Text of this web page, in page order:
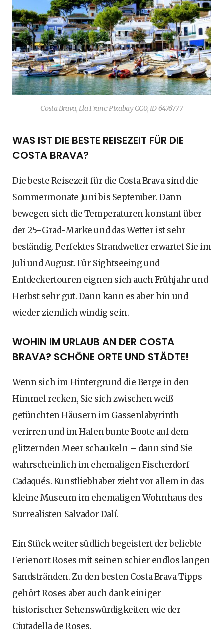
Costa Brava, Lla Franc: Pixabay CC0, ID 6476777
WAS IST DIE BESTE REISEZEIT FÜR DIE
COSTA BRAVA?
Die beste Reisezeit für die Costa Brava sind die
Sommermonate Juni bis September. Dann
bewegen sich die Temperaturen konstant über
der 25-Grad-Marke und das Wetter ist sehr
beständig. Perfektes Strandwetter erwartet Sie im
Juli und August. Für Sightseeing und
Entdeckertouren eignen sich auch Frühjahr und
Herbst sehr gut. Dann kann es aber hin und
wieder ziemlich windig sein.
WOHIN IM URLAUB AN DER COSTA
BRAVA? SCHÖNE ORTE UND STÄDTE!
Wenn sich im Hintergrund die Berge in den
Himmel recken, Sie sich zwischen weiß
getünchten Häusern im Gassenlabyrinth
verirren und im Hafen bunte Boote auf dem
glitzernden Meer schaukeln – dann sind Sie
wahrscheinlich im ehemaligen Fischerdorf
Cadaqués. Kunstliebhaber zieht vor allem in das
kleine Museum im ehemaligen Wohnhaus des
Surrealisten Salvador Dalí.
Ein Stück weiter südlich begeistert der beliebte
Ferienort Roses mit seinen schier endlos langen
Sandstränden. Zu den besten Costa Brava Tipps
gehört Roses aber auch dank einiger
historischer Sehenswürdigkeiten wie der
Ciutadella de Roses.